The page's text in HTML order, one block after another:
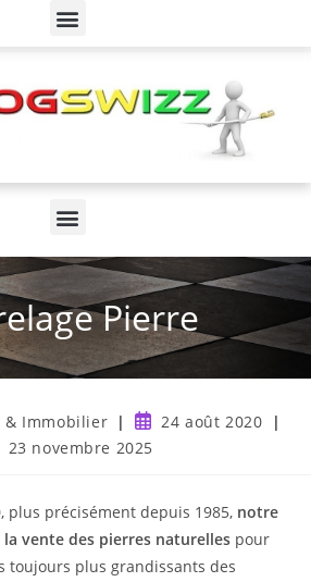
Pierre
& Immobilier
24 août 2020
23 novembre 2025
plus précisément depuis 1985, notre
vente des pierres naturelles pour
toujours plus grandissants des